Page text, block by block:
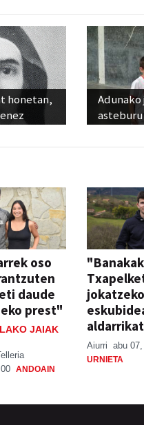
honetan,
oso
daude
prest"
JAIAK
ANDOAIN
Aiurri abu
URNIETA